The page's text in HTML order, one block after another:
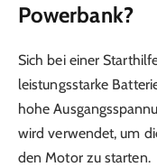
Powerbank?
Sich bei einer
leistungsstarke
hohe
wird verwendet, um
den Motor zu starten.